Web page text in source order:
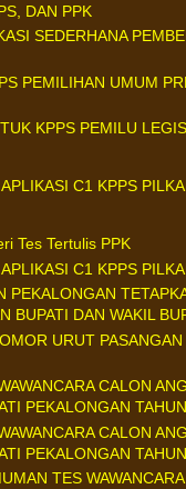
DAN PPK
SEDERHANA
PEMILIHAN UMUM
KPPS PEMILU
C1 KPPS
Tes Tertulis PPK
C1 KPPS
PEKALONGAN
BUPATI DAN WAKIL
URUT
CALON
PEKALONGAN
CALON
PEKALONGAN
TES